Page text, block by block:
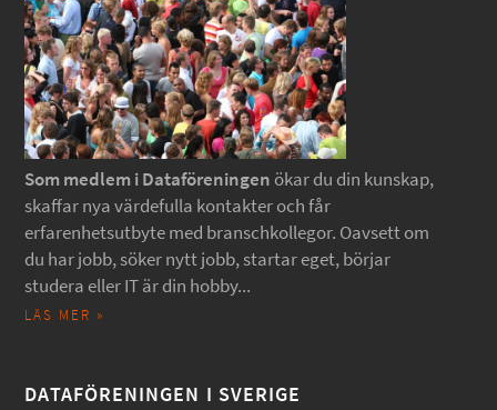
Som medlem i Dataföreningen ökar du din kunskap,
skaffar nya värdefulla kontakter och får
erfarenhetsutbyte med branschkollegor. Oavsett om
du har jobb, söker nytt jobb, startar eget, börjar
studera eller IT är din hobby...
LÄS MER »
DATAFÖRENINGEN I SVERIGE